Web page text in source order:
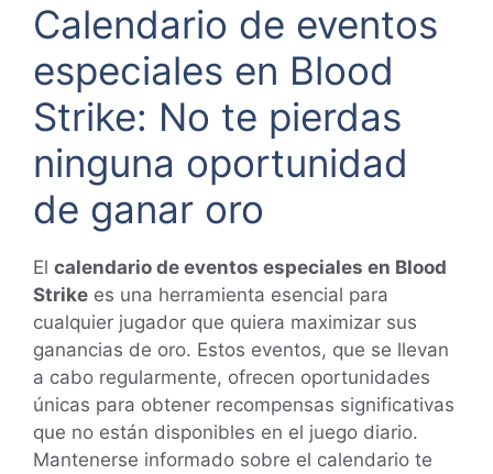
Calendario de eventos
especiales en Blood
Strike: No te pierdas
ninguna oportunidad
de ganar oro
El calendario de eventos especiales en Blood
Strike es una herramienta esencial para
cualquier jugador que quiera maximizar sus
ganancias de oro. Estos eventos, que se llevan
a cabo regularmente, ofrecen oportunidades
únicas para obtener recompensas significativas
que no están disponibles en el juego diario.
Mantenerse informado sobre el calendario te